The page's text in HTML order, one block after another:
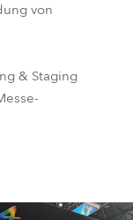
von
& Staging